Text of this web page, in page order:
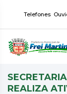
Telefones
REALIZA